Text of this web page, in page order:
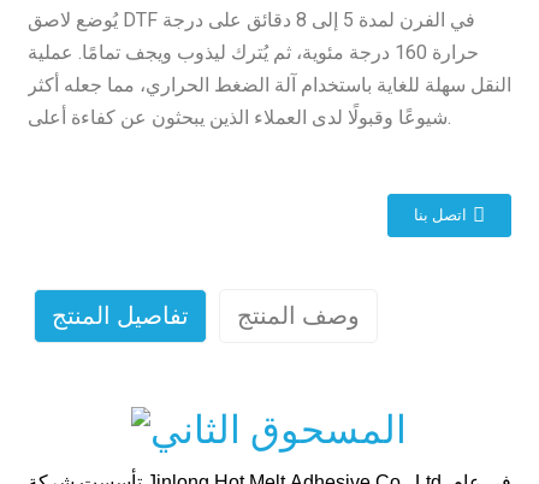
يُوضع لاصق DTF في الفرن لمدة 5 إلى 8 دقائق على درجة
حرارة 160 درجة مئوية، ثم يُترك ليذوب ويجف تمامًا. عملية
النقل سهلة للغاية باستخدام آلة الضغط الحراري، مما جعله أكثر
شيوعًا وقبولًا لدى العملاء الذين يبحثون عن كفاءة أعلى.
اتصل بنا
تفاصيل المنتج وصف المنتج